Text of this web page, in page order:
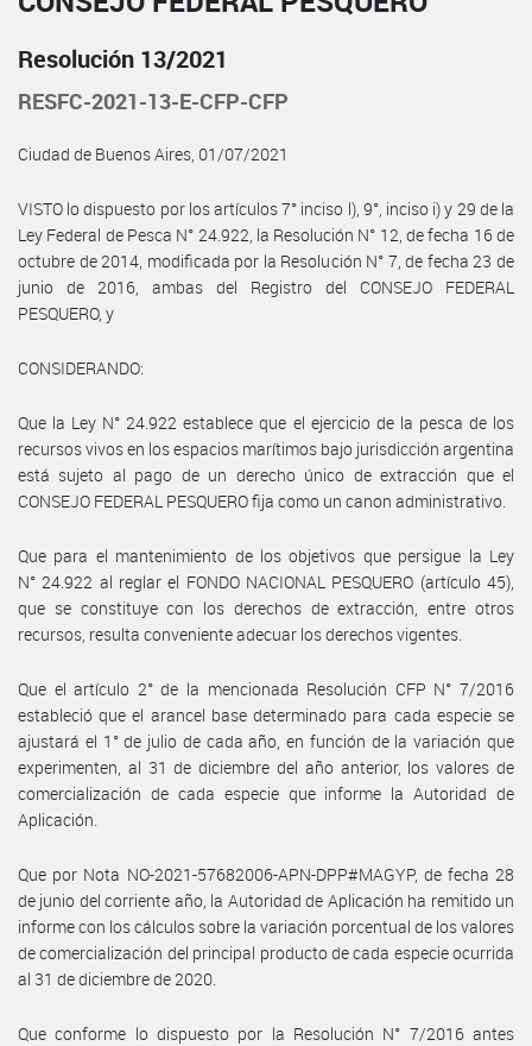
Resolución 13/2021
RESFC-2021-13-E-CFP-CFP
Ciudad de Buenos Aires, 01/07/2021
VISTO lo dispuesto por los artículos 7° inciso l), 9°, inciso i) y 29 de la
Ley Federal de Pesca N° 24.922, la Resolución N° 12, de fecha 16 de
octubre de 2014, modificada por la Resolución N° 7, de fecha 23 de
junio de 2016, ambas del Registro del CONSEJO FEDERAL
PESQUERO, y
CONSIDERANDO:
Que la Ley N° 24.922 establece que el ejercicio de la pesca de los
recursos vivos en los espacios marítimos bajo jurisdicción argentina
está sujeto al pago de un derecho único de extracción que el
CONSEJO FEDERAL PESQUERO fija como un canon administrativo.
Que para el mantenimiento de los objetivos que persigue la Ley
N° 24.922 al reglar el FONDO NACIONAL PESQUERO (artículo 45),
que se constituye con los derechos de extracción, entre otros
recursos, resulta conveniente adecuar los derechos vigentes.
Que el artículo 2° de la mencionada Resolución CFP N° 7/2016
estableció que el arancel base determinado para cada especie se
ajustará el 1° de julio de cada año, en función de la variación que
experimenten, al 31 de diciembre del año anterior, los valores de
comercialización de cada especie que informe la Autoridad de
Aplicación.
Que por Nota NO-2021-57682006-APN-DPP#MAGYP, de fecha 28
de junio del corriente año, la Autoridad de Aplicación ha remitido un
informe con los cálculos sobre la variación porcentual de los valores
de comercialización del principal producto de cada especie ocurrida
al 31 de diciembre de 2020.
Que conforme lo dispuesto por la Resolución N° 7/2016 antes